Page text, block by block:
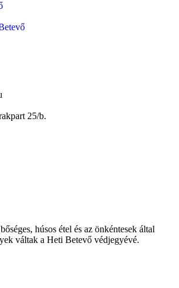
25/b.
húsos étel és az önkéntesek által
váltak a Heti Betevő védjegyévé.